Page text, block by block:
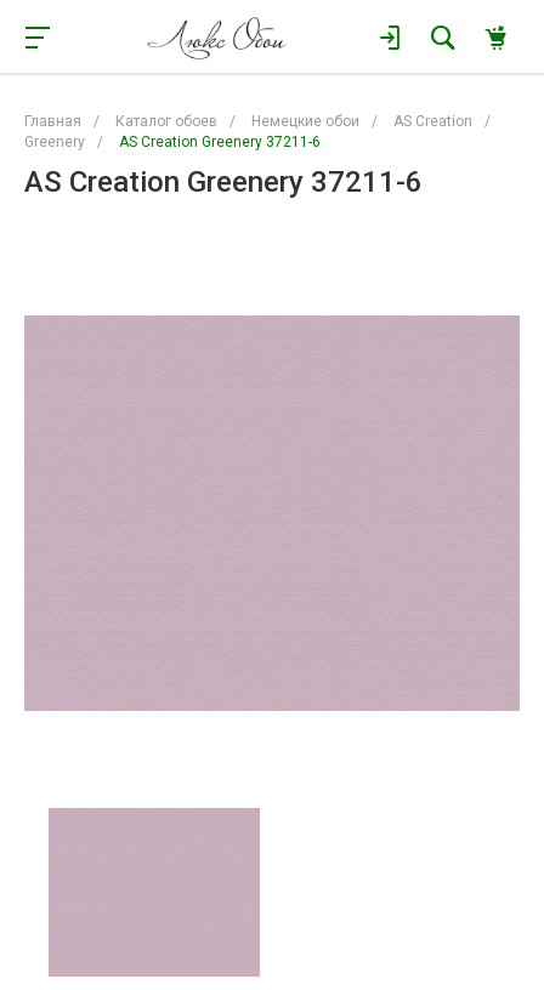
Главная / Каталог обоев / Немецкие обои / AS Creation
/
Greenery
/ AS Creation Greenery 37211-6
AS Creation Greenery 37211-6